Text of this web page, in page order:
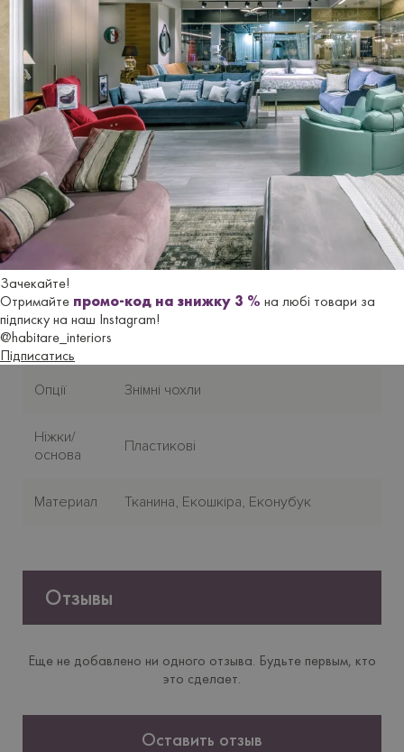
Зачекайте!
Отримайте промо-код на знижку 3 % на любі товари за
підписку на наш Instagram!
@habitare_interiors
Підписатись
Виготовля ться
під замовлення. Термін постачання з
Італіїдо 2,5 місяців.
Гарантійний термін- 18 місяців.
Характеристики
Бренд LE COMFORT
Країна-
виробник
Стиль
Опції Знімні чохли
Нiжки/
основа
Пластиковi
Материал Тканина, Екошкіра, Еконубук
Отзывы
Еще не добавлено ни одного отзыва. Будьте первым, кто
это сделает.
Оставить отзыв